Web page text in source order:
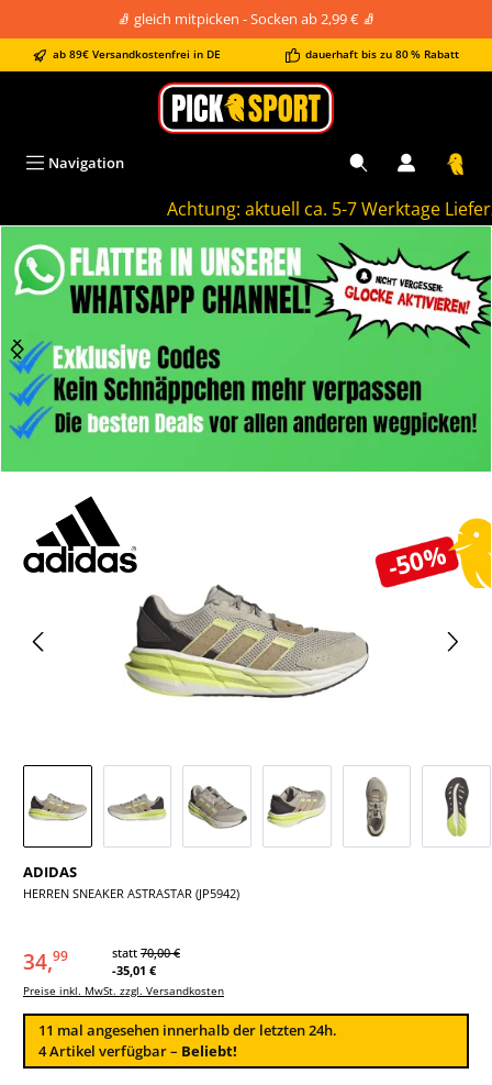
🧦 gleich mitpicken - Socken ab 2,99 € 🧦
ab 89€ Versandkostenfrei in DE dauerhaft bis zu 80 % Rabatt
Achtung: aktuell ca. 5-7 Werktage
Navigation
-50%
Bildergalerie überspringen
ADIDAS
HERREN SNEAKER ASTRASTAR (JP5942)
34,99 statt 70,00 €
-35,01 €
Preise inkl. MwSt. zzgl. Versandkosten
11 mal angesehen innerhalb der letzten 24h.
4 Artikel verfügbar – Beliebt!